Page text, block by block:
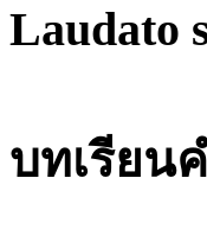
Laudato
บทเรียน